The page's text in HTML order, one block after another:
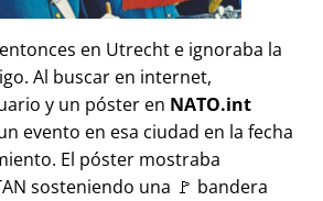
en Utrecht e ignoraba la
Al buscar en internet,
y un póster en NATO.int
evento en esa ciudad en la fecha
El póster mostraba
sosteniendo una 🚩 bandera